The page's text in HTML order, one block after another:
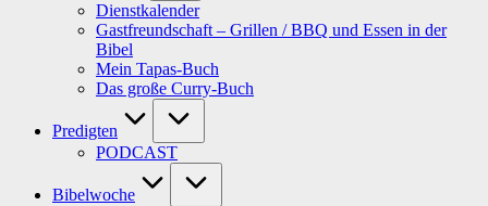
Dienstkalender
Gastfreundschaft – Grillen / BBQ und Essen in der
Bibel
Mein Tapas-Buch
Das große Curry-Buch
Predigten
PODCAST
Bibelwoche